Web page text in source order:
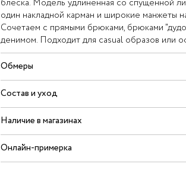
блеска. Модель удлиненная со спущенной
один накладной карман и широкие манжеты
Сочетаем с прямыми брюками, брюками
денимом. Подходит для casual образов или
Обмеры
Состав и уход
Наличие в магазинах
Онлайн-примерка